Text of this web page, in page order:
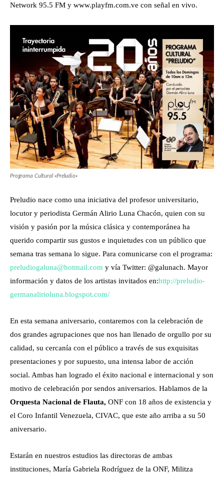
Network 95.5 FM y www.playfm.com.ve con señal en vivo.
Programa Cultural «Preludio»
Preludio nace como una iniciativa del profesor universitario,
locutor y periodista Germán Alirio Luna Chacón, quien con su
visión y pasión por la música clásica y contemporánea ha
querido compartir sus gustos e inquietudes con un público que
semana tras semana lo sigue. Para comunicarse con el programa:
preludiogaluna@hotmail.com y vía Twitter: @galunach. Mayor
información y datos de los artistas invitados en:http://preludio-
germanalirioluna.blogspot.com/
En esta semana aniversario, contaremos con la celebración de
dos grandes agrupaciones que nos han llenado de orgullo por su
calidad, su cercanía con el público a través de sus exquisitas
presentaciones y por supuesto, una intensa labor de acción
social. Ambas han logrado el éxito nacional e internacional y son
motivo de celebración por sendos aniversarios. Hablamos de la
Orquesta Nacional de Flauta, ONF con 18 años de existencia y
el Coro Infantil Venezuela, CIVAC, que este año arriba a su 50
aniversario.
Estarán en nuestros estudios las directoras de ambas
instituciones, María Gabriela Rodríguez de la ONF, Militza